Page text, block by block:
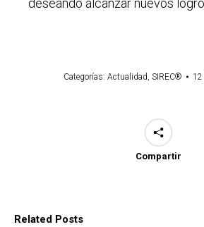
Categorías: Actualidad SIREC® 12
Compartir
Related Posts